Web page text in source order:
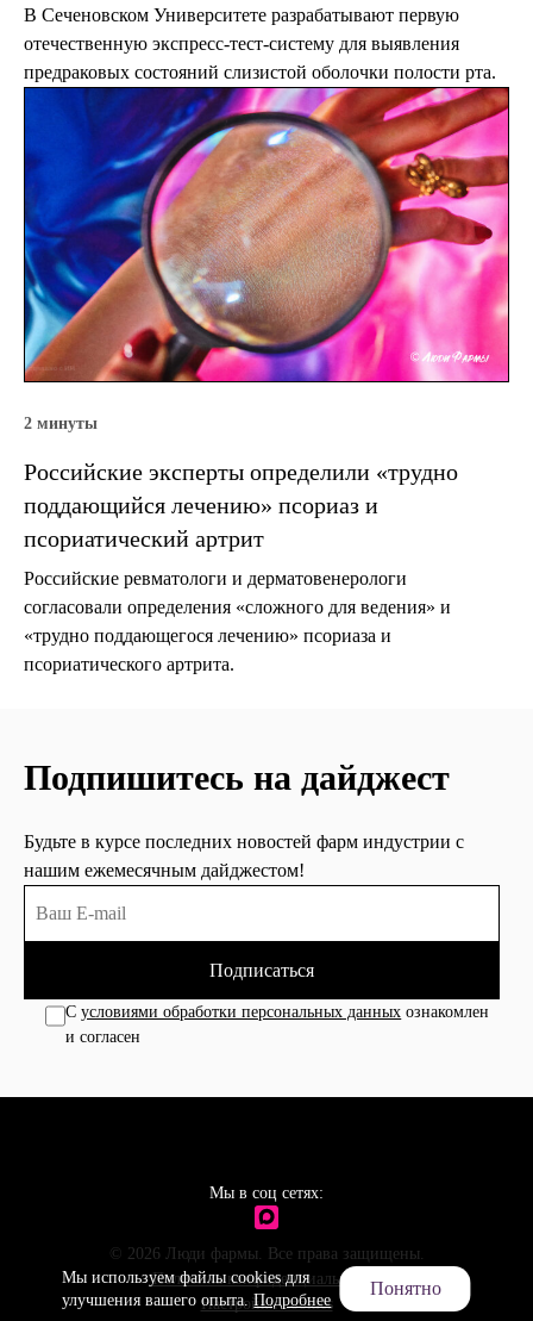
В Сеченовском Университете разрабатывают первую
отечественную экспресс-тест-систему для выявления
предраковых состояний слизистой оболочки полости рта.
2 минуты
Российские эксперты определили «трудно
поддающийся лечению» псориаз и
псориатический артрит
Российские ревматологи и дерматовенерологи
согласовали определения «сложного для ведения» и
«трудно поддающегося лечению» псориаза и
псориатического артрита.
Подпишитесь на дайджест
Будьте в курсе последних новостей фарм индустрии с
нашим ежемесячным дайджестом!
Подписаться
Сусловиями обработки персональных данных ознакомлен
и согласен
Мы в соц сетях:
© 2026 Люди фармы. Все права защищены.
Политика конфиденциальности
Настройки cookies
Мы используем файлы cookies для
улучшения вашего опыта.Подробнее
Понятно